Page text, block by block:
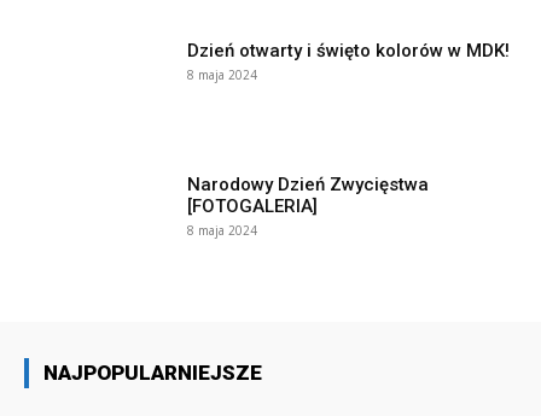
Dzień otwarty i święto kolorów w MDK!
8 maja 2024
Narodowy Dzień Zwycięstwa
[FOTOGALERIA]
8 maja 2024
NAJPOPULARNIEJSZE